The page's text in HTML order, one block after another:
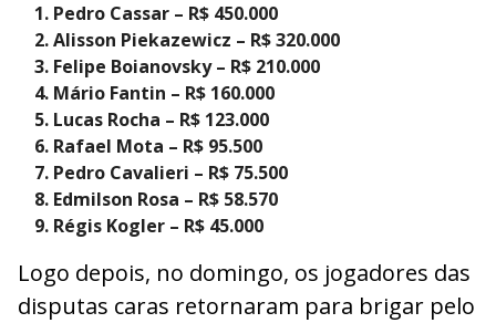
Pedro Cassar – R$ 450.000
Alisson Piekazewicz – R$ 320.000
Felipe Boianovsky – R$ 210.000
Mário Fantin – R$ 160.000
Lucas Rocha – R$ 123.000
Rafael Mota – R$ 95.500
Pedro Cavalieri – R$ 75.500
Edmilson Rosa – R$ 58.570
Régis Kogler – R$ 45.000
Logo depois, no domingo, os jogadores das
disputas caras retornaram para brigar pelo